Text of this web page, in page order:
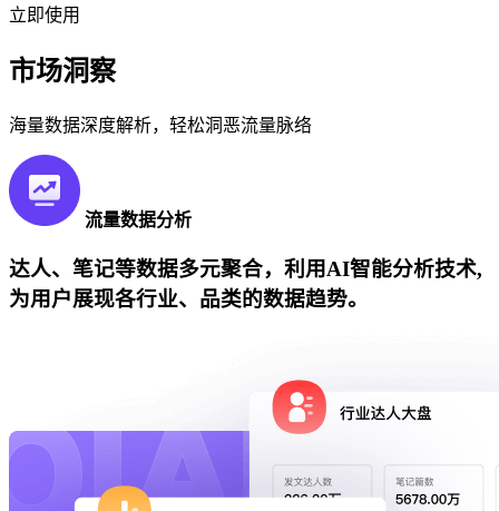
立即使用
市场洞察
海量数据深度解析，轻松洞恶流量脉络
流量数据分析
达人、笔记等数据多元聚合，利用AI智能分析技术,
为用户展现各行业、品类的数据趋势。